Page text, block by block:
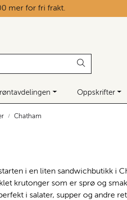
mer for fri frakt.
Oppskrifter
Chatham
i en liten sandwichbutikk i
krutonger som er sprø og
i salater, supper og andre